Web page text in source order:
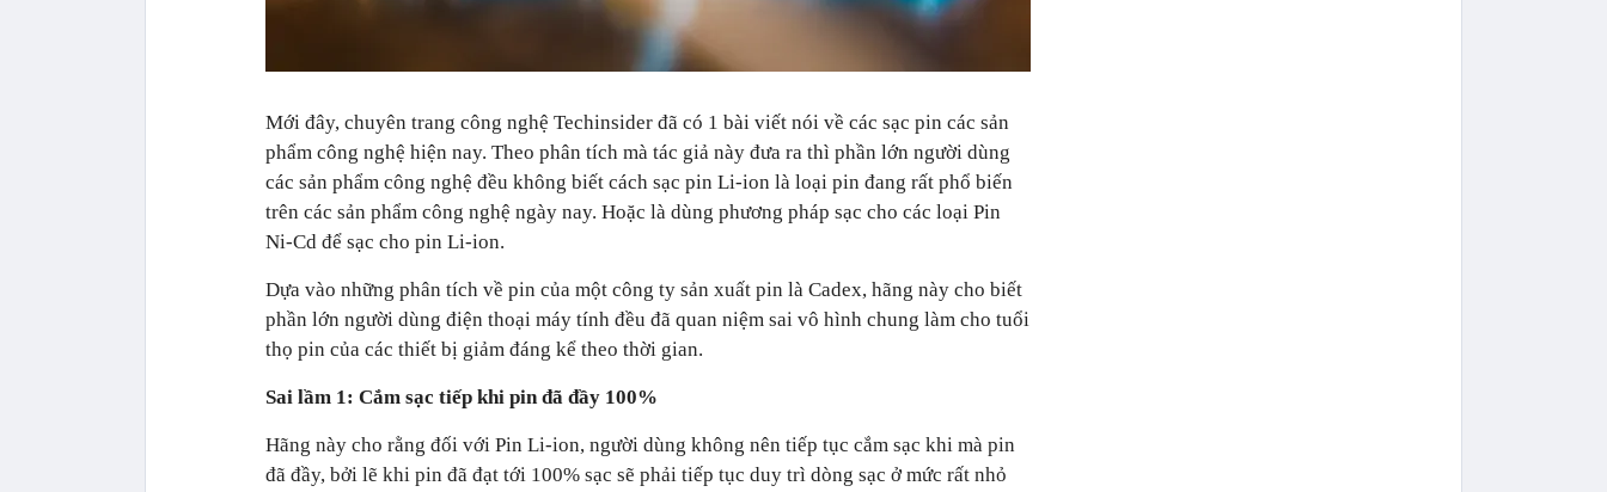
Mới đây, chuyên trang công nghệ Techinsider đã có 1 bài viết nói về các sạc pin các sản
phẩm công nghệ hiện nay. Theo phân tích mà tác giả này đưa ra thì phần lớn người dùng
các sản phẩm công nghệ đều không biết cách sạc pin Li-ion là loại pin đang rất phổ biến
trên các sản phẩm công nghệ ngày nay. Hoặc là dùng phương pháp sạc cho các loại Pin
Ni-Cd để sạc cho pin Li-ion.
Dựa vào những phân tích về pin của một công ty sản xuất pin là Cadex, hãng này cho biết
phần lớn người dùng điện thoại máy tính đều đã quan niệm sai vô hình chung làm cho tuổi
thọ pin của các thiết bị giảm đáng kể theo thời gian.
Sai lầm 1: Cắm sạc tiếp khi pin đã đầy 100%
Hãng này cho rằng đối với Pin Li-ion, người dùng không nên tiếp tục cắm sạc khi mà pin
đã đầy, bởi lẽ khi pin đã đạt tới 100% sạc sẽ phải tiếp tục duy trì dòng sạc ở mức rất nhỏ